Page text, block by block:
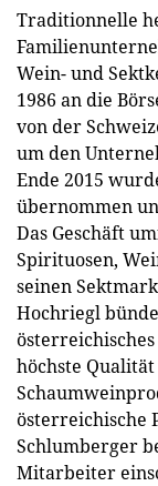
Traditionnelle
Wein- und
1986 an die
von der
um den
Ende 2015
übernommen
Das Geschäft
Spirituosen,
seinen
Hochriegl
höchste
österreichische
Schlumberger
Mitarbeiter